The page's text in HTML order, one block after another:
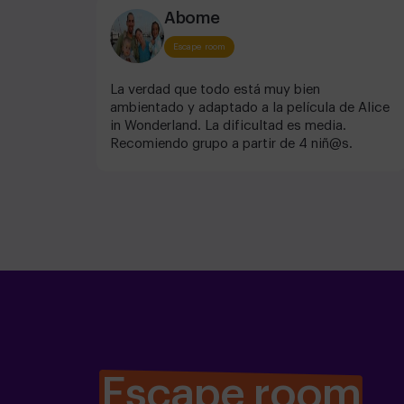
Abome
Escape room
La verdad que todo está muy bien
ambientado y adaptado a la película de Alice
in Wonderland. La dificultad es media.
Recomiendo grupo a partir de 4 niñ@s.
Escape room